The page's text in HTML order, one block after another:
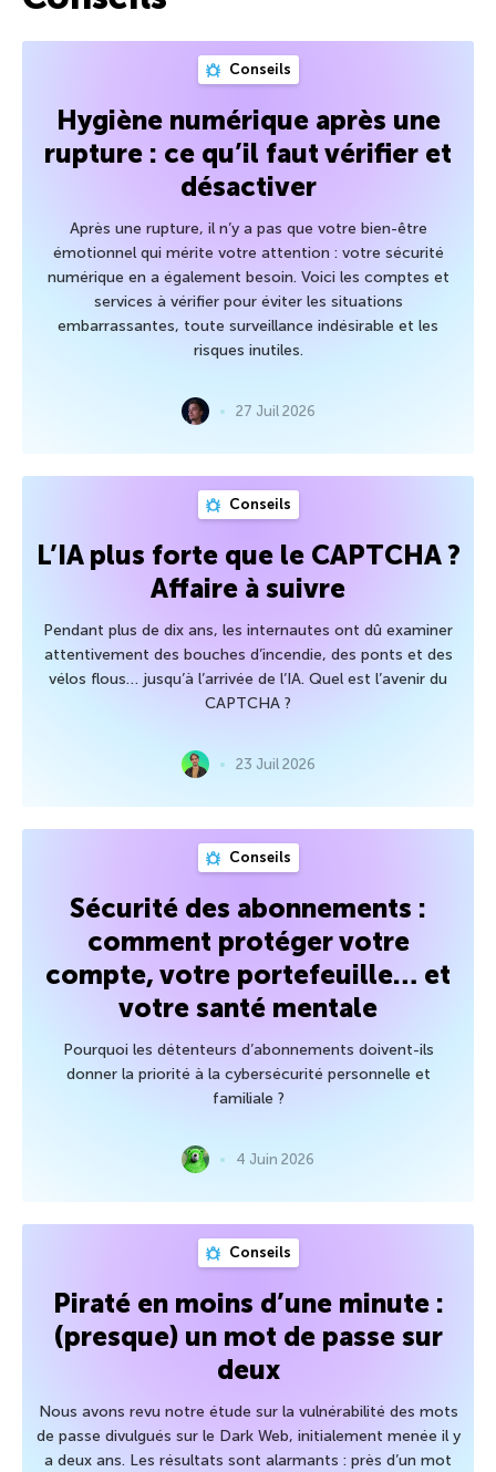
Conseils
Hygiène numérique après une
rupture : ce qu’il faut vérifier et
désactiver
Après une rupture, il n’y a pas que votre bien-être
émotionnel qui mérite votre attention : votre sécurité
numérique en a également besoin. Voici les comptes et
services à vérifier pour éviter les situations
embarrassantes, toute surveillance indésirable et les
risques inutiles.
27 Juil 2026
Conseils
L’IA plus forte que le CAPTCHA ?
Affaire à suivre
Pendant plus de dix ans, les internautes ont dû examiner
attentivement des bouches d’incendie, des ponts et des
vélos flous… jusqu’à l’arrivée de l’IA. Quel est l’avenir du
CAPTCHA ?
23 Juil 2026
Conseils
Sécurité des abonnements :
comment protéger votre
compte, votre portefeuille… et
votre santé mentale
Pourquoi les détenteurs d’abonnements doivent-ils
donner la priorité à la cybersécurité personnelle et
familiale ?
4 Juin 2026
Conseils
Piraté en moins d’une minute :
(presque) un mot de passe sur
deux
Nous avons revu notre étude sur la vulnérabilité des mots
de passe divulgués sur le Dark Web, initialement menée il y
a deux ans. Les résultats sont alarmants : près d’un mot